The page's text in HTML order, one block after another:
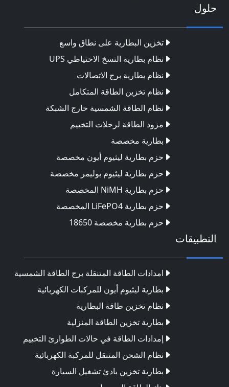
حلول
تخزين البطارية على نطاق واسع
نظام بطارية النسخ الاحتياطي UPS
نظام بطارية برج الاتصالات
نظام تخزين الطاقة المتكامل
نظام الطاقة الشمسية خارج الشبكة
مزود الطاقة لرحلات التخييم
بطارية مخصصة
حزم بطارية ليثيوم أيون مخصصة
حزم بطارية ليثيوم بوليمر مخصصة
حزم بطارية NiMH المخصصة
حزم بطارية LiFePO4 المخصصة
حزم بطارية مخصصة 18650
التطبيقات
امدادات الطاقة المتنقلة برج الطاقة الشمسية
بطارية ليثيوم أيون للمركبات الكهربائية
نظام تخزين طاقة البطارية
بطارية تخزين الطاقة المنزلية
إمدادات الطاقة في حالات الطوارئ التخييم
نظام الشحن المتنقل للمركبة الكهربائية
بطارية تخزين بادئ تشغيل السيارة